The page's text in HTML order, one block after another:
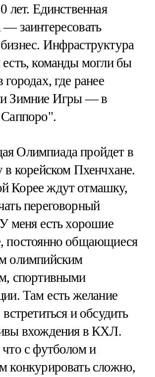
лет. Единственная
заинтересовать
Инфраструктура
команды могли бы
городах, где ранее
Зимние Игры — в
Олимпиада пройдет в
в корейском Пхенчхане.
Корее ждут отмашку,
переговорный
меня есть хорошие
постоянно общающиеся
олимпийским
спортивными
Там есть желание
и обсудить
вхождения в КХЛ.
с футболом и
конкурировать сложно,